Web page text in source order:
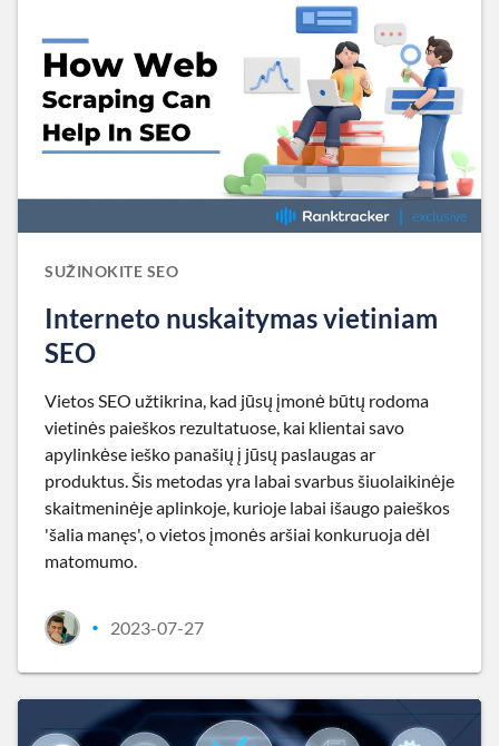
SUŽINOKITE SEO
Interneto nuskaitymas vietiniam
SEO
Vietos SEO užtikrina, kad jūsų įmonė būtų rodoma
vietinės paieškos rezultatuose, kai klientai savo
apylinkėse ieško panašių į jūsų paslaugas ar
produktus. Šis metodas yra labai svarbus šiuolaikinėje
skaitmeninėje aplinkoje, kurioje labai išaugo paieškos
'šalia manęs', o vietos įmonės aršiai konkuruoja dėl
matomumo.
• 2023-07-27